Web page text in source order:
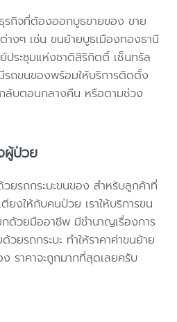
รกิจที่ต้องออกบูธขายของ ขาย
างๆ เช่น ขนย้ายบูธเมืองทองธานี
ประชุมแห่งชาติสิริกิตติ์ เซ็นทรัล
รถขนของพร้อมให้บริการติดตั้ง
ลับตอนกลางคืน หรือตามช่วง
ผู้ป่วย
ยรถกระบะขนของ สำหรับลูกค้าที่
ยงให้กับคนป่วย เราให้บริการขน
ด้วยมืออาชีพ มีชำนาญเรื่องการ
วยรถกระบะ ทำให้ราคาค่าขนย้าย
ราคาจะถูกมากที่สุดเลยครับ